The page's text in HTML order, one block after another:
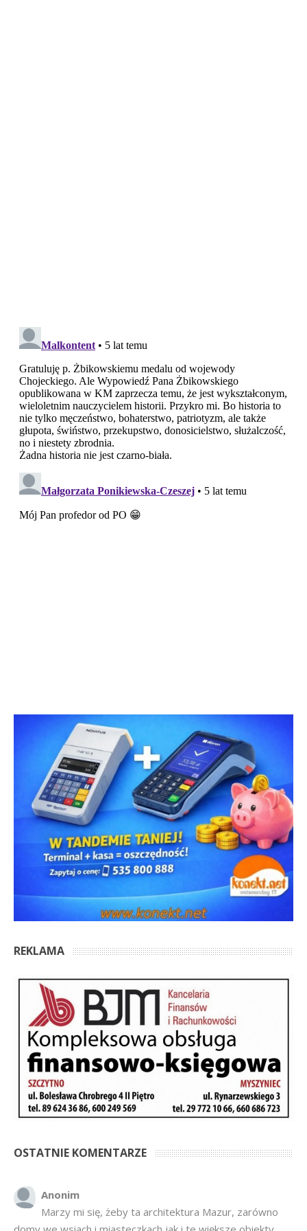
REKLAMA
OSTATNIE KOMENTARZE
Anonim
Marzy mi się, żeby ta architektura Mazur, zarówno